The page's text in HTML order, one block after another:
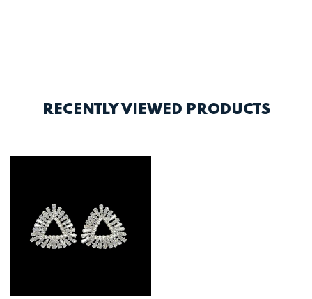
RECENTLY VIEWED PRODUCTS